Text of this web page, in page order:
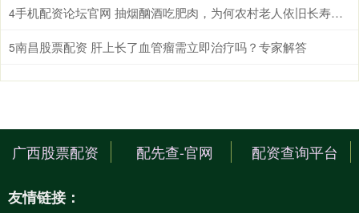
4 手机配资论坛官网 抽烟酗酒吃肥肉，为何农村老人依旧长寿？这4个特征，或许是窍门
5南昌股票配资 肝上长了血管瘤需立即治疗吗？专家解答
广西股票配资 配先查-官网 配资查询平台
友情链接：